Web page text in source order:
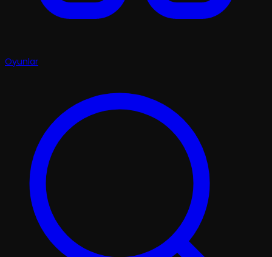
Oyunlar